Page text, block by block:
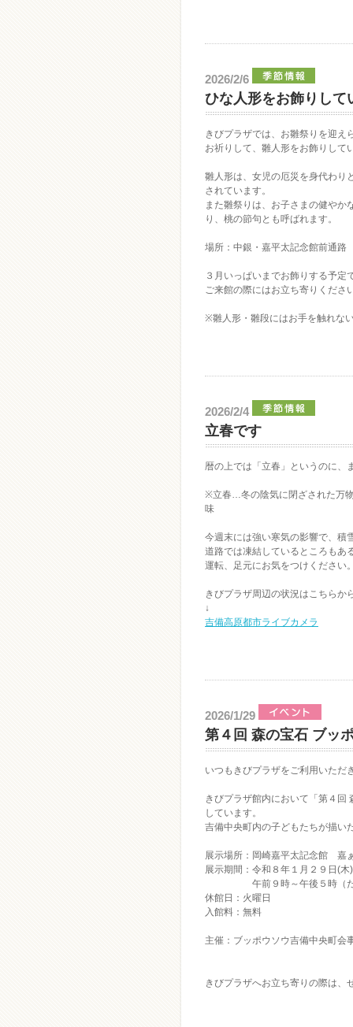
2026/2/6
ひな人形をお飾りして
きびプラザでは、お雛祭りを迎え
お祈りして、雛人形をお飾りして
雛人形は、女児の厄災を身代わり
されています。
また雛祭りは、お子さまの健やか
り、桃の節句とも呼ばれます。
場所：中銀・嘉平太記念館前通路
３月いっぱいまでお飾りする予定
ご来館の際にはお立ち寄りくださ
※雛人形・雛段にはお手を触れな
2026/2/4
立春です
暦の上では「立春」というのに、
※立春…冬の陰気に閉ざされた万
味
今週末には強い寒気の影響で、積
道路では凍結しているところもあ
運転、足元にお気をつけください
きびプラザ周辺の状況はこちらか
↓
吉備高原都市ライブカメラ
2026/1/29
第４回 森の宝石 ブッ
いつもきびプラザをご利用いただ
きびプラザ館内において「第４回
しています。
吉備中央町内の子どもたちが描い
展示場所：岡崎嘉平太記念館 嘉
展示期間：令和８年１月２９日(
午前９時～午後５時（ただ
休館日：火曜日
入館料：無料
主催：ブッポウソウ吉備中央町会
きびプラザへお立ち寄りの際は、